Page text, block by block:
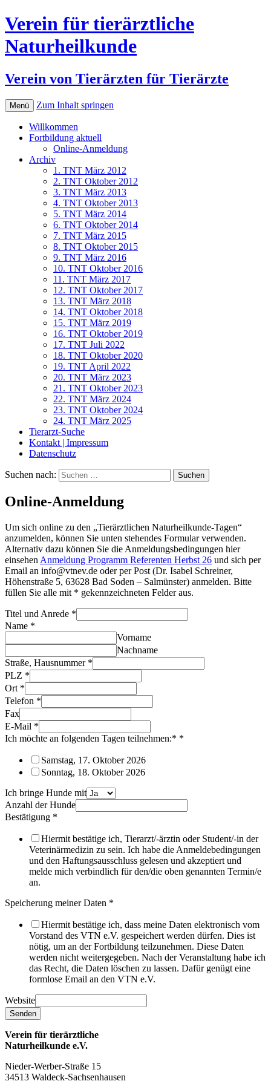
Verein für tierärztliche
Naturheilkunde
Verein von Tierärzten für Tierärzte
Menü Zum Inhalt springen
Willkommen
Fortbildung aktuell
Online-Anmeldung
Archiv
1. TNT März 2012
2. TNT Oktober 2012
3. TNT März 2013
4. TNT Oktober 2013
5. TNT März 2014
6. TNT Oktober 2014
7. TNT März 2015
8. TNT Oktober 2015
9. TNT März 2016
10. TNT Oktober 2016
11. TNT März 2017
12. TNT Oktober 2017
13. TNT März 2018
14. TNT Oktober 2018
15. TNT März 2019
16. TNT Oktober 2019
17. TNT Juli 2022
18. TNT Oktober 2020
19. TNT April 2022
20. TNT März 2023
21. TNT Oktober 2023
22. TNT März 2024
23. TNT Oktober 2024
24. TNT März 2025
Tierarzt-Suche
Kontakt | Impressum
Datenschutz
Suchen nach:
Online-Anmeldung
Um sich online zu den „Tierärztlichen Naturheilkunde-Tagen“
anzumelden, können Sie unten stehendes Formular verwenden.
Alternativ dazu können Sie die Anmeldungsbedingungen hier
einsehen Anmeldung Programm Referenten Herbst 26 und sich per
Email an info@vtnev.de oder per Post (Dr. Isabel Schreiner,
Höhenstraße 5, 63628 Bad Soden – Salmünster) anmelden. Bitte
füllen Sie alle mit * gekennzeichneten Felder aus.
Titel und Anrede *
Name *
Vorname
Nachname
Straße, Hausnummer *
PLZ *
Ort *
Telefon *
Fax
E-Mail *
Ich möchte an folgenden Tagen teilnehmen:* *
Samstag, 17. Oktober 2026
Sonntag, 18. Oktober 2026
Ich bringe Hunde mit
Anzahl der Hunde
Bestätigung *
Hiermit bestätige ich, Tierarzt/-ärztin oder Student/-in der
Veterinärmedizin zu sein. Ich habe die Anmeldebedingungen
und den Haftungsausschluss gelesen und akzeptiert und
melde mich verbindlich für den/die oben genannten Termin/e
an.
Speicherung meiner Daten *
Hiermit bestätige ich, dass meine Daten elektronisch vom
Vorstand des VTN e.V. gespeichert werden dürfen. Dies ist
nötig, um an der Fortbildung teilzunehmen. Diese Daten
werden nicht weitergegeben. Nach der Veranstaltung habe ich
das Recht, die Daten löschen zu lassen. Dafür genügt eine
formlose Email an den VTN e.V.
Website
Senden
Verein für tierärztliche
Naturheilkunde e.V.
Nieder-Werber-Straße 15
34513 Waldeck-Sachsenhausen